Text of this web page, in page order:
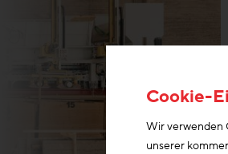
Cookie-
Wir verwenden
unserer